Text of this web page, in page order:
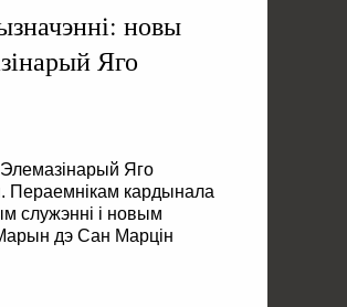
новы
Яго
Яго
Пераемнікам кардынала
служэнні і новым
дэ Сан Марцін